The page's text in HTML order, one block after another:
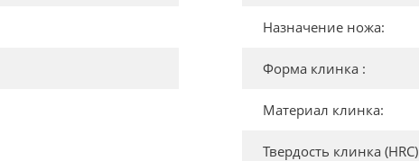
Назначение ножа:
Форма клинка :
Материал клинка:
Твердость клинка